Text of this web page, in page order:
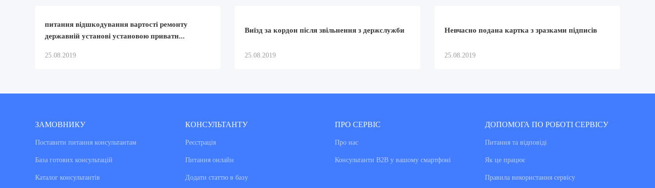
питання відшкодування вартості ремонту
державній установі установою приватн...
25.08.2019
Виїзд за кордон після звільнення з держслужби
25.08.2019
Невчасно подана картка з зразками підписів
25.08.2019
ЗАМОВНИКУ
Поставити питання консультантам
База готових консультацiй
Каталог консультантiв
КОНСУЛЬТАНТУ
Реєстрація
Питання онлайн
Додати статтю в базу
ПРО СЕРВІС
Про нас
Консультанти В2В у вашому смартфоні
ДОПОМОГА ПО РОБОТІ СЕРВІСУ
Питання та вiдповiдi
Як це працює
Правила використання сервiсу